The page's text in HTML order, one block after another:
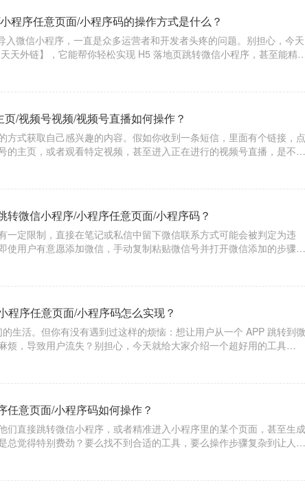
程序任意页面/小程序码的操作方式是什么？
入微信小程序，一直是众多运营者和开发者头疼的问题。别担心，今天
外链】，它能帮你轻松实现 H5 落地页跳转微信小程序，甚至能精
定小程序码相关跳转哦！​
/视频号视频/视频号直播如何操作？
方式获取自己感兴趣的内容。假如你收到一条短信，里面有个链接，点
的主页，或者观看特定视频，甚至进入正在进行的视频号直播，是不是
【天天外链】，就能轻松实现这一便捷操作。​
转微信小程序/小程序任意页面/小程序码？
一定限制，直接在笔记或私信中留下微信联系方式可能会被判定为违
使用户有意愿添加微信，手动复制粘贴微信号并打开微信添加的步骤较
失。而“天天外链”就像是一个智能的桥梁，能够打破小红书和微信之间
程序任意页面/小程序码怎么实现？
生活。但你有没有遇到过这样的烦恼：想让用户从一个 APP 跳转到微
烦，导致用户流失？别担心，今天就给大家介绍一个超好用的工具
现一键跳转，让流量转化变得轻松又高效。
任意页面/小程序码如何操作？
们直接跳转微信小程序，或者精准进入小程序里的某个页面，甚至生成
总觉得特别费劲？要么找不到合适的工具，要么操作步骤复杂到让人头
别担心，今天就给大家安利一个超好用的跳转工具 ——【天天外链】，